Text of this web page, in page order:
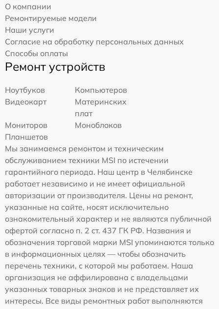
О компании
Ремонтируемые модели
Наши услуги
Согласие на обработку персональных данных
Способы оплаты
Ремонт устройств
Ноутбуков
Компьютеров
Видеокарт
Материнских
плат
Мониторов
Моноблоков
Планшетов
Мы занимаемся ремонтом и техническим
обслуживанием техники MSI по истечении
гарантийного периода. Наш центр в Челябинске
работает независимо и не имеет официальной
авторизации от производителя. Цены на ремонт,
указанные на сайте, носят исключительно
ознакомительный характер и не являются публичной
офертой согласно п. 2 ст. 437 ГК РФ. Названия и
обозначения торговой марки MSI упоминаются только
в информационных целях — чтобы обозначить
перечень техники, с которой мы работаем. Наша
организация не аффилирована с владельцами
указанных товарных знаков и не представляет их
интересы. Все виды ремонтных работ выполняются